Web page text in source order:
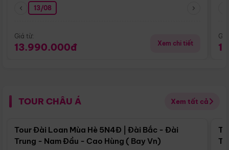
13/08
Giá từ:
13.990.000đ Xem chi tiết
TOUR CHÂU Á Xem tất cả
Điểm nổi bật
Tour Đài Loan Mùa Hè 5N4Đ | Đài Bắc - Đài
Trung - Nam Đầu - Cao Hùng ( Bay Vn)